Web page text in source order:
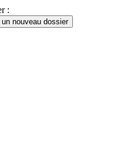
:
un nouveau dossier